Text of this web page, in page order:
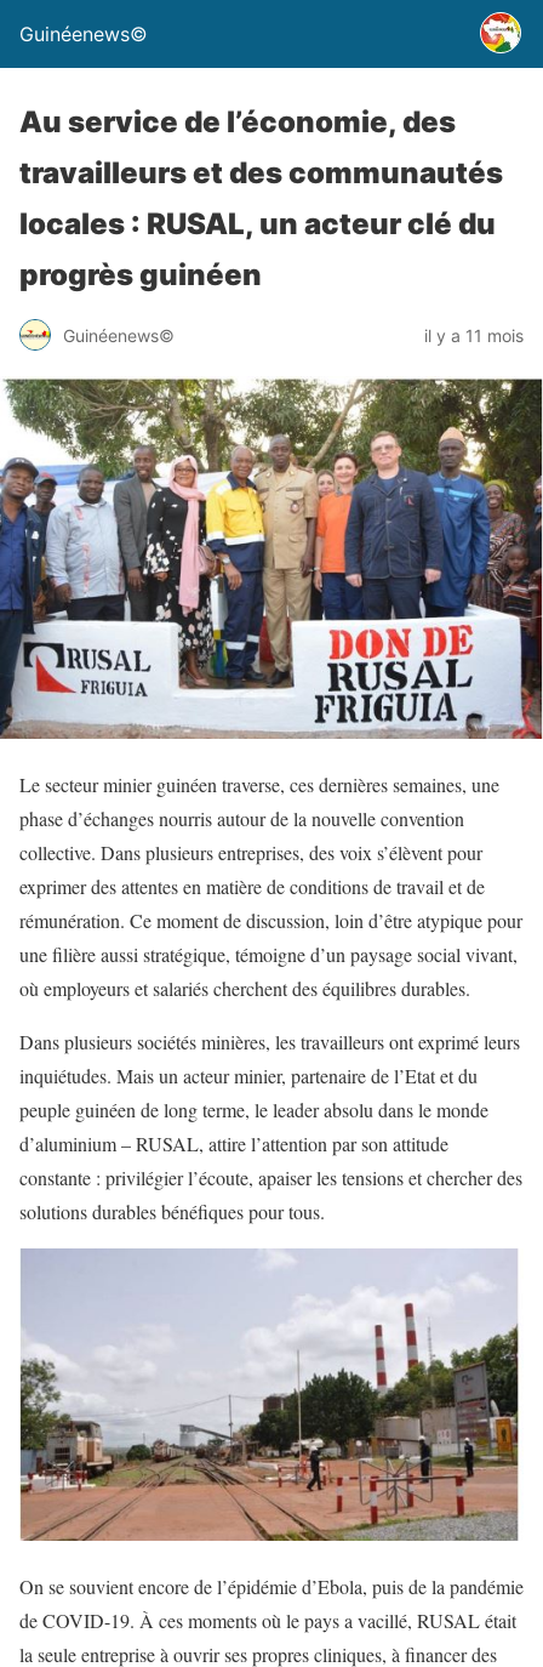
Guinéenews©
Au service de l’économie, des
travailleurs et des communautés
locales : RUSAL, un acteur clé du
progrès guinéen
Guinéenews© il y a 11 mois
Le secteur minier guinéen traverse, ces dernières semaines, une
phase d’échanges nourris autour de la nouvelle convention
collective. Dans plusieurs entreprises, des voix s’élèvent pour
exprimer des attentes en matière de conditions de travail et de
rémunération. Ce moment de discussion, loin d’être atypique pour
une filière aussi stratégique, témoigne d’un paysage social vivant,
où employeurs et salariés cherchent des équilibres durables.
Dans plusieurs sociétés minières, les travailleurs ont exprimé leurs
inquiétudes. Mais un acteur minier, partenaire de l’Etat et du
peuple guinéen de long terme, le leader absolu dans le monde
d’aluminium – RUSAL, attire l’attention par son attitude
constante : privilégier l’écoute, apaiser les tensions et chercher des
solutions durables bénéfiques pour tous.
On se souvient encore de l’épidémie d’Ebola, puis de la pandémie
de COVID-19. À ces moments où le pays a vacillé, RUSAL était
la seule entreprise à ouvrir ses propres cliniques, à financer des